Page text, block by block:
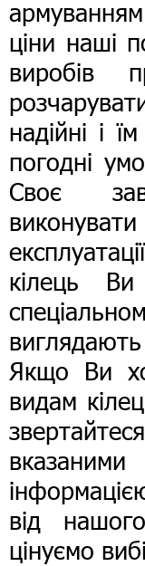
ціни наші
виробів
надійні і
погодні
Своє
кілець
Якщо Ви
видам
від
цінуємо